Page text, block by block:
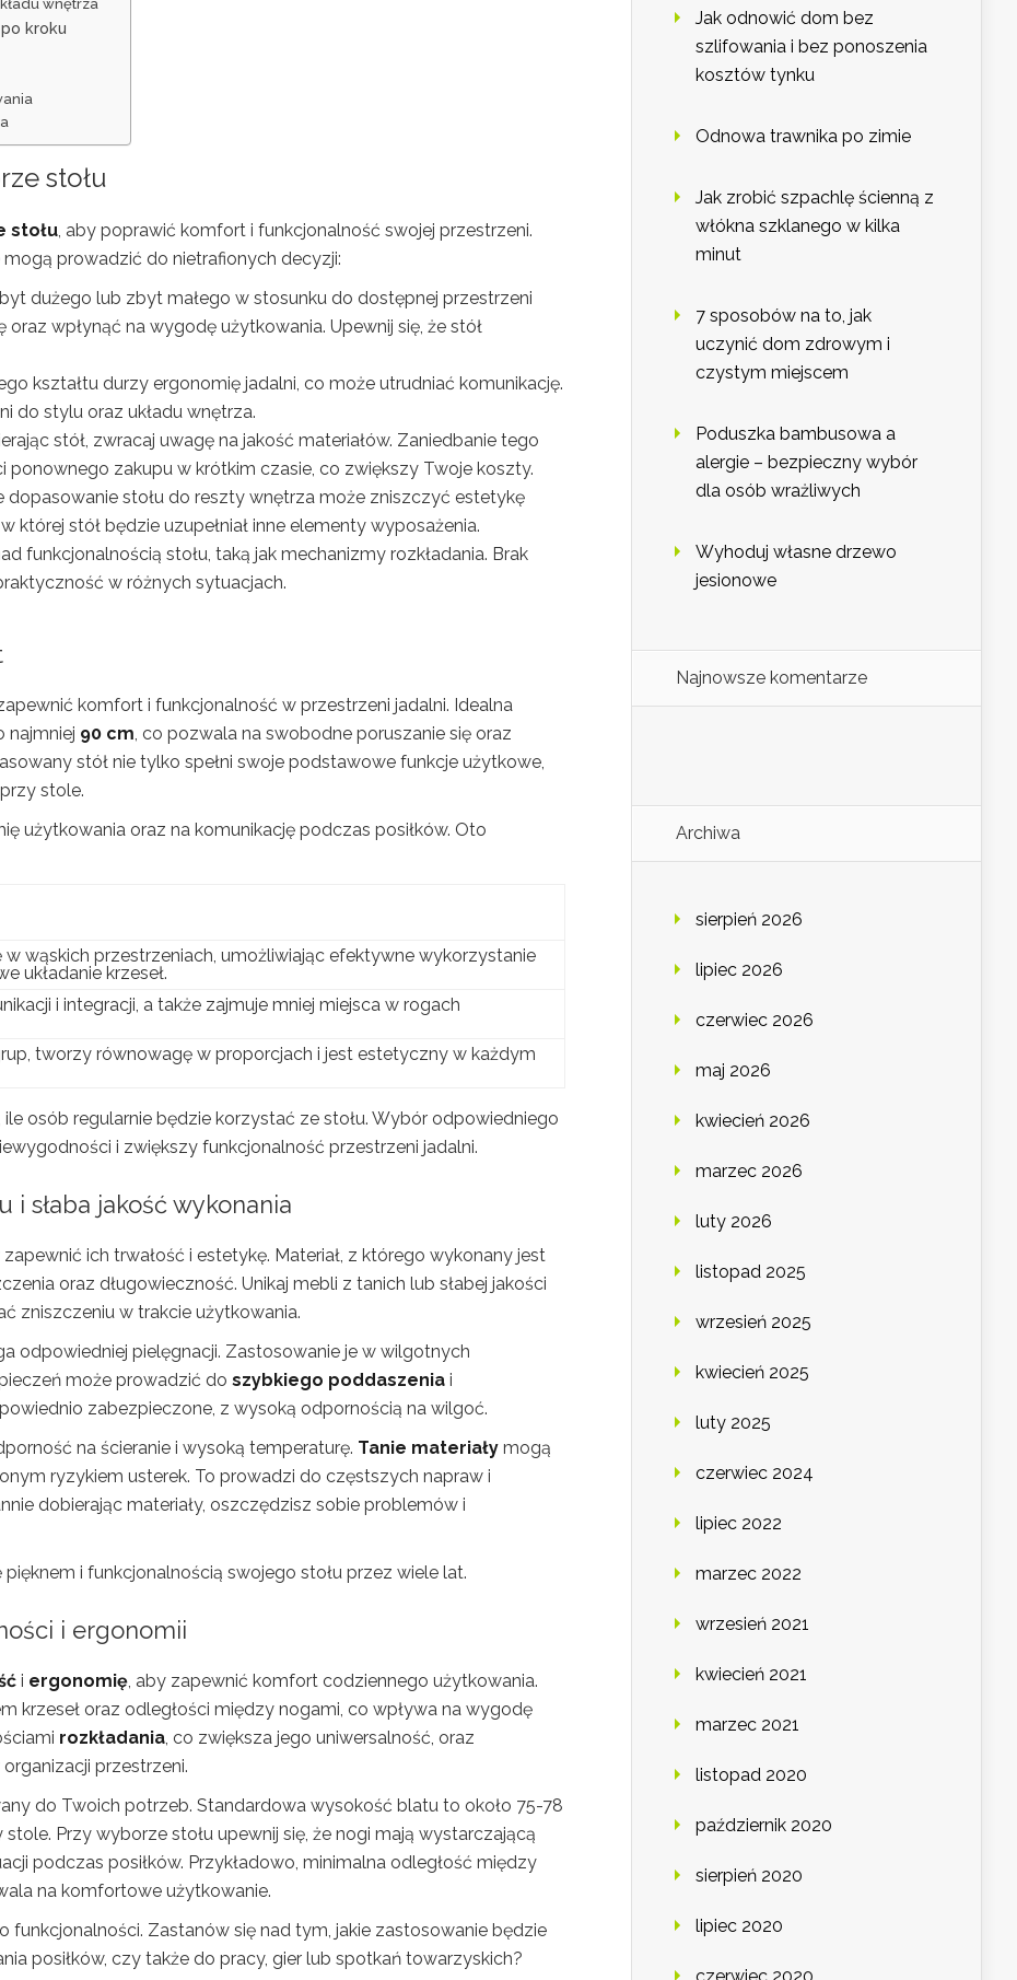
wnętrza
kroku
stołu
stołu , aby poprawić komfort i funkcjonalność swojej przestrzeni.
prowadzić do nietrafionych decyzji:
dużego lub zbyt małego w stosunku do dostępnej przestrzeni
wpłynąć na wygodę użytkowania. Upewnij się, że stół
kształtu durzy ergonomię jadalni, co może utrudniać komunikację.
do stylu oraz układu wnętrza.
stół, zwracaj uwagę na jakość materiałów. Zaniedbanie tego
zakupu w krótkim czasie, co zwiększy Twoje koszty.
dopasowanie stołu do reszty wnętrza może zniszczyć estetykę
której stół będzie uzupełniał inne elementy wyposażenia.
funkcjonalnością stołu, taką jak mechanizmy rozkładania. Brak
w różnych sytuacjach.
zapewnić komfort i funkcjonalność w przestrzeni jadalni. Idealna
najmniej 90 cm , co pozwala na swobodne poruszanie się oraz
stół nie tylko spełni swoje podstawowe funkcje użytkowe,
stole.
użytkowania oraz na komunikację podczas posiłków. Oto
w wąskich przestrzeniach, umożliwiając efektywne wykorzystanie
układanie krzeseł.
i integracji, a także zajmuje mniej miejsca w rogach
tworzy równowagę w proporcjach i jest estetyczny w każdym
osób regularnie będzie korzystać ze stołu. Wybór odpowiedniego
i zwiększy funkcjonalność przestrzeni jadalni.
i słaba jakość wykonania
zapewnić ich trwałość i estetykę. Materiał, z którego wykonany jest
oraz długowieczność. Unikaj mebli z tanich lub słabej jakości
zniszczeniu w trakcie użytkowania.
odpowiedniej pielęgnacji. Zastosowanie je w wilgotnych
może prowadzić do szybkiego poddaszenia i
zabezpieczone, z wysoką odpornością na wilgoć.
na ścieranie i wysoką temperaturę. Tanie materiały mogą
ryzykiem usterek. To prowadzi do częstszych napraw i
dobierając materiały, oszczędzisz sobie problemów i
i funkcjonalnością swojego stołu przez wiele lat.
i ergonomii
i ergonomię , aby zapewnić komfort codziennego użytkowania.
krzeseł oraz odległości między nogami, co wpływa na wygodę
rozkładania , co zwiększa jego uniwersalność, oraz
przestrzeni.
do Twoich potrzeb. Standardowa wysokość blatu to około 75-78
Przy wyborze stołu upewnij się, że nogi mają wystarczającą
podczas posiłków. Przykładowo, minimalna odległość między
na komfortowe użytkowanie.
funkcjonalności. Zastanów się nad tym, jakie zastosowanie będzie
posiłków, czy także do pracy, gier lub spotkań towarzyskich?
Jak odnowić dom bez
szlifowania i bez ponoszenia
kosztów tynku
Odnowa trawnika po zimie
Jak zrobić szpachlę ścienną z
włókna szklanego w kilka
minut
7 sposobów na to, jak
uczynić dom zdrowym i
czystym miejscem
Poduszka bambusowa a
alergie – bezpieczny wybór
dla osób wrażliwych
Wyhoduj własne drzewo
jesionowe
Najnowsze komentarze
Archiwa
sierpień 2026
lipiec 2026
czerwiec 2026
maj 2026
kwiecień 2026
marzec 2026
luty 2026
listopad 2025
wrzesień 2025
kwiecień 2025
luty 2025
czerwiec 2024
lipiec 2022
marzec 2022
wrzesień 2021
kwiecień 2021
marzec 2021
listopad 2020
październik 2020
sierpień 2020
lipiec 2020